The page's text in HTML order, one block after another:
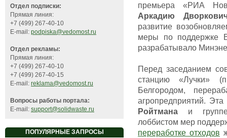
Отдел подписки:
Прямая линия:
+7 (499) 267-40-10
E-mail: podpiska@vedomost.ru
Отдел рекламы:
Прямая линия:
+7 (499) 267-40-10
+7 (499) 267-40-15
E-mail: reklama@vedomost.ru
Вопросы работы портала:
E-mail: support@solidwaste.ru
ПОПУЛЯРНЫЕ ЗАПРОСЫ
премьера «РИА
Аркадию
развитие
меры по поддержке
разрабатывало
Перед заседанием
станцию «Лучки»
Белгородом,
агропредприятий.
Ройтмана и группе
лоббистом мер
переработке отходов